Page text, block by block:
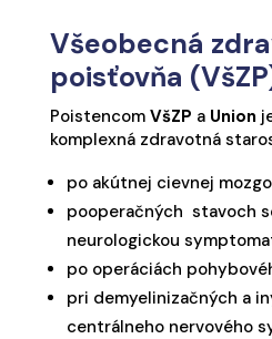
Všeobecná
poisťovňa
Poistencom VšZP a Union
komplexná zdravotná
po akútnej cievnej
pooperačných stavoch
neurologickou
po operáciách
pri demyelinizačných a
centrálneho nervového